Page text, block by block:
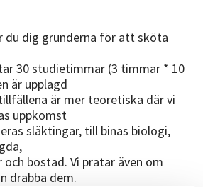
du dig grunderna för att sköta
30 studietimmar (3 timmar * 10
är upplagd
är mer teoretiska där vi
uppkomst
släktingar, till binas biologi,
bostad. Vi pratar även om
drabba dem.